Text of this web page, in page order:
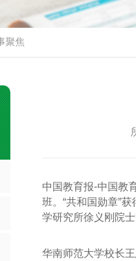
聚焦
中国教育报-中国教
班。“共和国勋章”
学研究所徐义刚院
华南师范大学校长